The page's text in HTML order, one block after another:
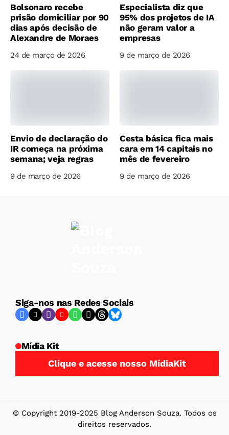
Bolsonaro recebe
prisão domiciliar por 90
dias após decisão de
Alexandre de Moraes
24 de março de 2026
Especialista diz que
95% dos projetos de IA
não geram valor a
empresas
9 de março de 2026
Envio de declaração do
IR começa na próxima
semana; veja regras
9 de março de 2026
Cesta básica fica mais
cara em 14 capitais no
mês de fevereiro
9 de março de 2026
Siga-nos nas Redes Sociais
Mídia Kit
Clique e acesse nosso MídiaKit
© Copyright 2019-2025 Blog Anderson Souza. Todos os
direitos reservados.